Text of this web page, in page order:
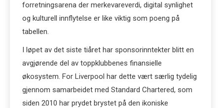
forretningsarena der merkevareverdi, digital synlighet
og kulturell innflytelse er like viktig som poeng på
tabellen.
I løpet av det siste tiåret har sponsorinntekter blitt en
avgjørende del av toppklubbenes finansielle
økosystem. For Liverpool har dette vært særlig tydelig
gjennom samarbeidet med Standard Chartered, som
siden 2010 har prydet brystet på den ikoniske